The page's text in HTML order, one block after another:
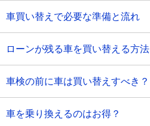
車買い替えで必要な準備と流れ
ローンが残る車を買い替える方法
車検の前に車は買い替えすべき？
車を乗り換えるのはお得？